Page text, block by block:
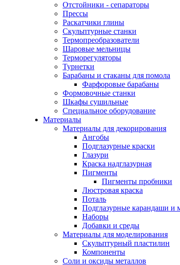
Отстойники - сепараторы
Прессы
Раскатчики глины
Скульптурные станки
Термопреобразователи
Шаровые мельницы
Терморегуляторы
Турнетки
Барабаны и стаканы для помола
Фарфоровые барабаны
Формовочные станки
Шкафы сушильные
Специальное оборудование
Материалы
Материалы для декорирования
Ангобы
Подглазурные краски
Глазури
Краска надглазурная
Пигменты
Пигменты пробники
Люстровая краска
Поталь
Подглазурные карандаши и
Наборы
Добавки и среды
Материалы для моделирования
Скульптурный пластилин
Компоненты
Соли и оксиды металлов